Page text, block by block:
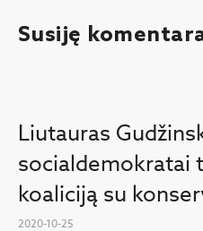
Susiję
Liutauras
socialdemokratai
koaliciją su
2020-10-25